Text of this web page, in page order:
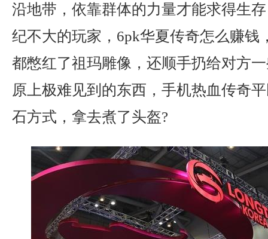
沿地带，依靠群体的力量才能求得生
纪不大的玩家，6pk华夏传奇怎么赚钱
都憋红了祖玛雕像，还顺手扔给对方
原上极难见到的东西，手机热血传奇
石方式，拿去煮了头盔?